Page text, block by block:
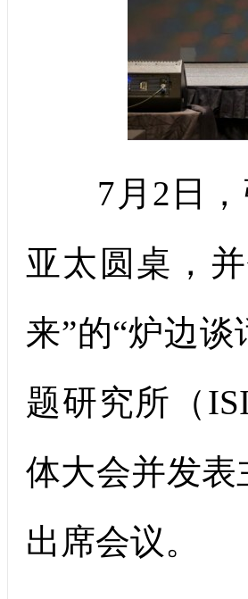
7月2日，
亚太圆桌，
来”的“炉边
题研究所（
体大会并发表
出席会议。